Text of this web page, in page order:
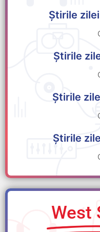
Știrile
Știrile
Știrile
Știrile
West